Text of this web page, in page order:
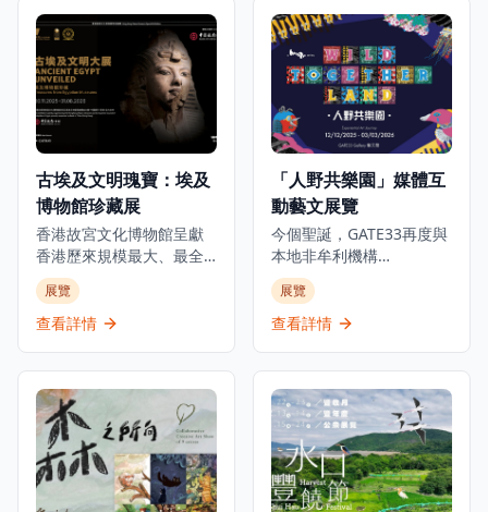
者深入了解這位足球傳奇
巨星的世界，展出個人珍
藏品、互動展示和沉浸式
展覽，包括他的獎盃、球
衣、簽名物品等珍貴收
藏。博物館位於K11
MUSEA，不僅展示C朗拿
索他的個人生活和成長歷
程，讓參觀者全面了解這
位足球巨星的傳奇故事。
無論是足球迷、體育愛好
者還是想要了解足球文化
的遊客，都能在這個博物
館中找到屬於自己的樂
趣，感受足球運動的魅力
情、脆弱的美」展覽，探
索這位文學巨匠與淺水灣
酒店這座地標的深厚聯
繫。展覽將於2025年10月
1日至2026年3月1日舉
行，邀請觀眾穿梭淺水灣
酒店的歷史與張愛玲的文
為這位中國文壇傳奇的靈
感來源，在時代流轉中如
何啟發她的創作。是次展
覽將展出多件珍貴藏品，
包括1941年的酒店菜單、
歷史照片及從未曝光的資
料，見證淺水灣酒店的輝
煌歷史。除此之外，展覽
稿和信件複製品，讓觀眾
可以一暏張愛玲的內心世
界，了解淺水灣酒店如何
滋養她去探索渴望、追逐
必朽世界的美麗剎那。
古埃及文明瑰寶：埃及
博物館珍藏展
香港故宮文化博物館呈獻
香港歷來規模最大、最全
面及展期最長的古埃及珍
寶展覽。這個里程碑式的
展覽與埃及最高文物委員
古遺址的250件珍貴文物。
展覽透過四個主題部分追
溯古埃及文明5000年的發
展：「法老的國度」、
「圖坦卡門的世界」、
「塞加拉的秘密」及「古
展覽
查看詳情
「人野共樂園」媒體互
動藝文展覽
今個聖誕，GATE33再度與
本地非牟利機構
ALAN（ARTISTS who
LOVE ANIMALS &
NATURE）攜手呈獻極具意
品，化身動物視角，親身
經歷牠們在都市中的挑
戰。 由香港、日本及意大
利的藝術家共同創作，以
「都市叢林」為背景的奇
幻動物派對。展覽打造七
展覽
查看詳情